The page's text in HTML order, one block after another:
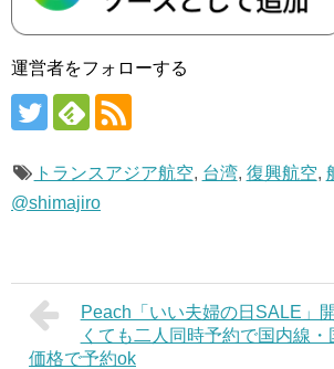
運営者をフォローする
トランスアジア航空, 台湾, 復興航空,
@shimajiro
Peach「いい夫婦の日SALE」
くても二人同時予約で国内線
価格で予約ok